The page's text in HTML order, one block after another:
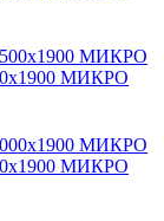
МИКРО
МИКРО